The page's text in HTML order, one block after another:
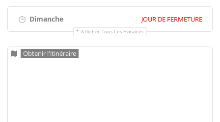
Dimanche JOUR DE FERMETURE
Afficher Tous Les Horaires
Obtenir l'itinéraire